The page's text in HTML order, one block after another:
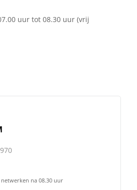
uur tot 08.30 uur (vrij
na 08.30 uur